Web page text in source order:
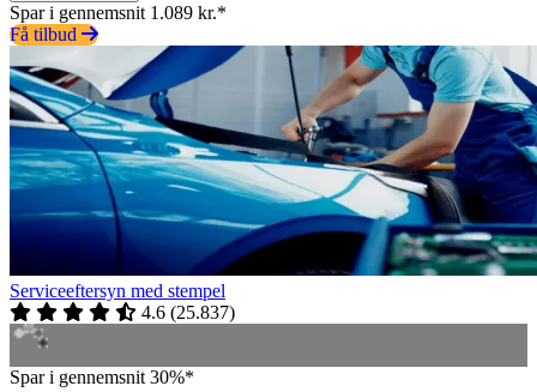
Spar i gennemsnit 1.089 kr.*
Få tilbud
Serviceeftersyn med stempel
4.6 (25.837)
Spar i gennemsnit 30%*